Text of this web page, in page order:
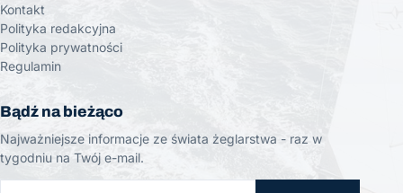
Kontakt
Polityka redakcyjna
Polityka prywatności
Regulamin
Bądź na bieżąco
Najważniejsze informacje ze świata żeglarstwa - raz w
tygodniu na Twój e-mail.